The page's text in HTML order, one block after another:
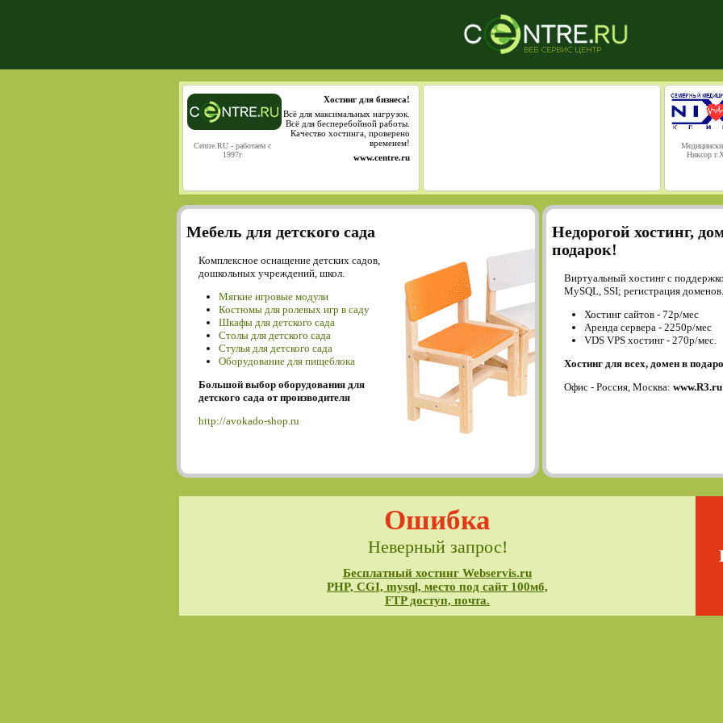
Centre.RU - работаем с
1997г
Хостинг для бизнеса!
Всё для максимальных нагрузок.
Всё для бесперебойной работы.
Качество хостинга, проверено
временем!
www.centre.ru
Никсор
Мебель для детского сада
Комплексное оснащение детских садов,
дошкольных учреждений, школ.
Мягкие игровые модули
Костюмы для ролевых игр в саду
Шкафы для детского сада
Столы для детского сада
Cтулья для детского сада
Оборудование для пищеблока
Большой выбор оборудования для
детского сада от производителя
http://avokado-shop.ru
Недорогой хостинг,
подарок!
Виртуальный хостинг с
MySQL, SSI; регистрация доменов.
Хостинг сайтов - 72р/мес
Аренда сервера - 2250р/мес
VDS VPS хостинг - 270р/мес.
Хостинг для всех, домен в
Офис - Россия, Москва: www.R3.ru
Ошибка
Неверный запрос!
Бесплатный хостинг Webservis.ru
PHP, CGI, mysql, место под сайт 100мб,
FTP доступ, почта.